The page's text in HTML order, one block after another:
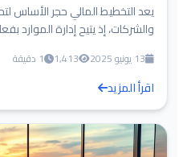
يعد التخطيط المالي حجر الأساس
والشركات، إذ يتيح إدارة الموارد
13 يونيو 2025 1,413 1 دقيقة
اقرأ المزيد